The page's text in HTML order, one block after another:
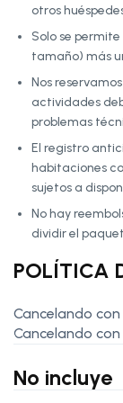
otros
Solo se
tamaño) más
Nos
actividades
problemas
El registro
habitaciones
sujetos a
No hay
dividir el
POLÍTICA
Cancelando con
Cancelando
No incluye